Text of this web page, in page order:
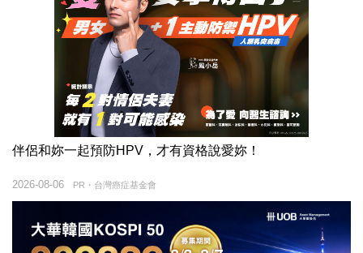
伴侶和妳一起預防HPV，才有資格說愛妳！
PR・台灣癌症基金會
2026-08-06